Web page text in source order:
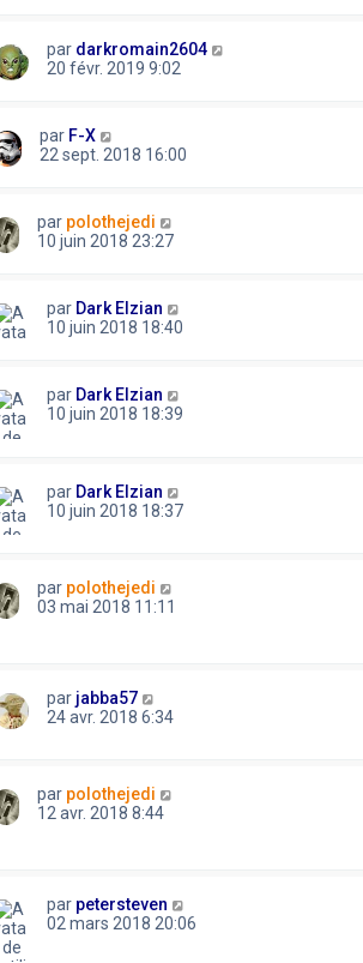
par darkromain2604
20 févr. 2019 9:02
par F-X
22 sept. 2018 16:00
par polothejedi
10 juin 2018 23:27
par Dark Elzian
10 juin 2018 18:40
par Dark Elzian
10 juin 2018 18:39
par Dark Elzian
10 juin 2018 18:37
par polothejedi
03 mai 2018 11:11
par jabba57
24 avr. 2018 6:34
par polothejedi
12 avr. 2018 8:44
par petersteven
02 mars 2018 20:06